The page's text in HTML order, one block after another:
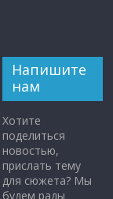
Напишите
нам
Хотите
поделиться
новостью,
прислать тему
для сюжета? Мы
будем рады